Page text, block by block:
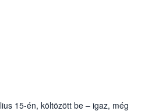
15-én, költözött be – igaz, még